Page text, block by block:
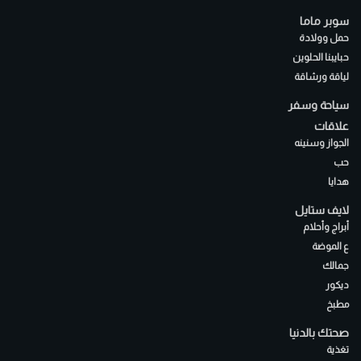
سوبر ماما
حمل وولادة
حبايبنا الحلوين
لياقة ورشاقة
سياحة وسفر
علاقات
الجواز وسنينه
حب
هدايا
لايف ستايل
أبراج وأحلام
ع الموضة
جمالك
ديكور
مطبخ
صحتك بالدنيا
تغذية